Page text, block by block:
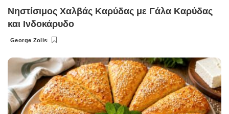
Νηστίσιμος Χαλβάς Καρύδας με Γάλα Καρύδας
και Ινδοκάρυδο
Posted
George Zolis